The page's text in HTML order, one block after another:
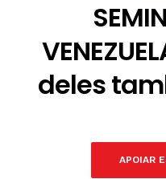
deles
APOIAR